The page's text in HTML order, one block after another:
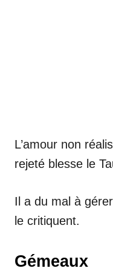
L’amour non
rejeté blesse le
Il a du mal à
le critiquent.
Gémeaux